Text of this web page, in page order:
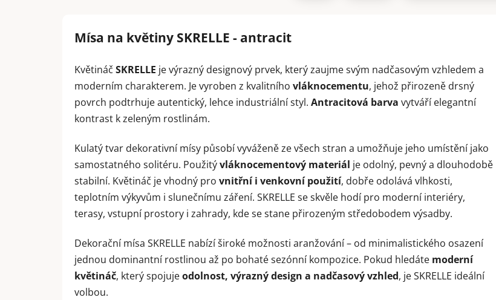
Mísa na květiny SKRELLE - antracit
Květináč SKRELLE je výrazný designový prvek, který zaujme svým nadčasovým vzhledem a
moderním charakterem. Je vyroben z kvalitního vláknocementu, jehož přirozeně drsný
povrch podtrhuje autentický, lehce industriální styl. Antracitová barva vytváří elegantní
kontrast k zeleným rostlinám.
Kulatý tvar dekorativní mísy působí vyváženě ze všech stran a umožňuje jeho umístění jako
samostatného solitéru. Použitývláknocementový materiál je odolný, pevný a dlouhodobě
stabilní. Květináč je vhodný pro vnitřní i venkovní použití, dobře odolává vlhkosti,
teplotním výkyvům i slunečnímu záření. SKRELLE se skvěle hodí pro moderní interiéry,
terasy, vstupní prostory i zahrady, kde se stane přirozeným středobodem výsadby.
Dekorační mísa SKRELLE nabízí široké možnosti aranžování – od minimalistického osazení
jednou dominantní rostlinou až po bohaté sezónní kompozice. Pokud hledáte moderní
květináč, který spojujeodolnost, výrazný design a nadčasový vzhled, je SKRELLE ideální
volbou.